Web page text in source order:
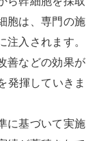
胞は、専門の施
入されます。
善などの効果が
発揮していきま
に基づいて実施